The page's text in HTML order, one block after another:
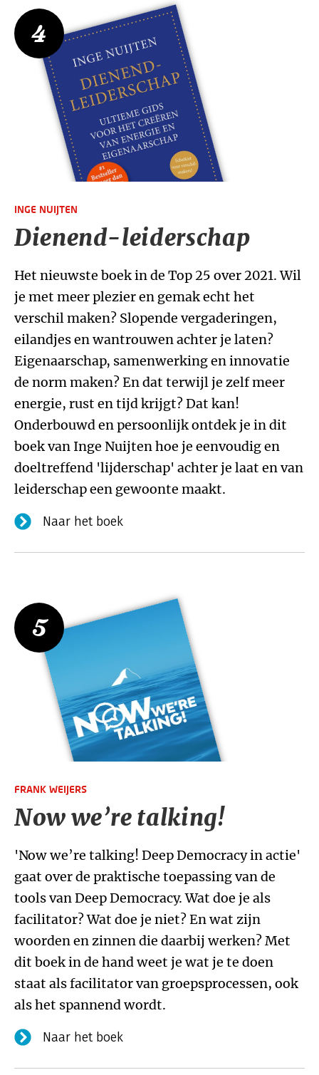
4
INGE NUIJTEN
Dienend-leiderschap
Het nieuwste boek in de Top 25 over 2021. Wil
je met meer plezier en gemak echt het
verschil maken? Slopende vergaderingen,
eilandjes en wantrouwen achter je laten?
Eigenaarschap, samenwerking en innovatie
de norm maken? En dat terwijl je zelf meer
energie, rust en tijd krijgt? Dat kan!
Onderbouwd en persoonlijk ontdek je in dit
boek van Inge Nuijten hoe je eenvoudig en
doeltreffend 'lijderschap' achter je laat en van
leiderschap een gewoonte maakt.
Naar het boek
5
FRANK WEIJERS
Now we’re talking!
'Now we’re talking! Deep Democracy in actie'
gaat over de praktische toepassing van de
tools van Deep Democracy. Wat doe je als
facilitator? Wat doe je niet? En wat zijn
woorden en zinnen die daarbij werken? Met
dit boek in de hand weet je wat je te doen
staat als facilitator van groepsprocessen, ook
als het spannend wordt.
Naar het boek